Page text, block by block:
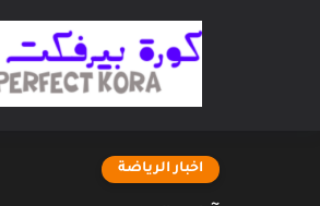
اخبار الرياضة